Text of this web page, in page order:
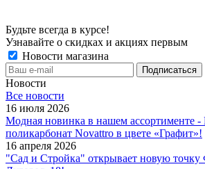
Будьте всегда в курсе!
Узнавайте о скидках и акциях первым
Новости магазина
Новости
Все новости
16 июля 2026
Модная новинка в нашем ассортименте
поликарбонат Novattro в цвете «Графит»!
16 апреля 2026
"Сад и Стройка" открывает новую